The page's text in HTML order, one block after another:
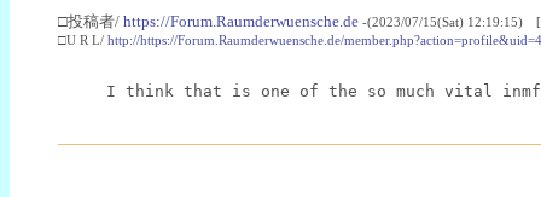
□投稿者/ https://Forum.Raumderwuensche.de -(2023/07/15(Sat) 12:19:15)
□U R L/ http://https://Forum.Raumderwuensche.de/
I think that is one of the so much vital